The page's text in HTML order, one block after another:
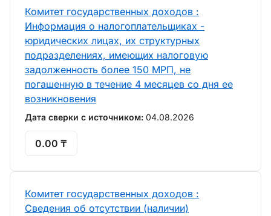
Комитет государственных доходов :
Информация о налогоплательщиках -
юридических лицах, их структурных
подразделениях, имеющих налоговую
задолженность более 150 МРП, не
погашенную в течение 4 месяцев со дня ее
возникновения
Дата сверки с источником: 04.08.2026
0.00 ₸
Комитет государственных доходов :
Сведения об отсутствии (наличии)